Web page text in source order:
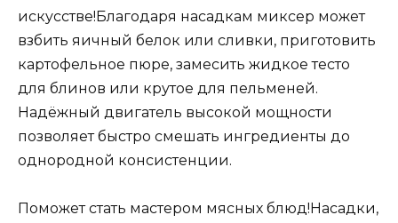
искусстве!Благодаря насадкам миксер может
взбить яичный белок или сливки, приготовить
картофельное пюре, замесить жидкое тесто
для блинов или крутое для пельменей.
Надёжный двигатель высокой мощности
позволяет быстро смешать ингредиенты до
однородной консистенции.
Поможет стать мастером мясных блюд!Насадки,